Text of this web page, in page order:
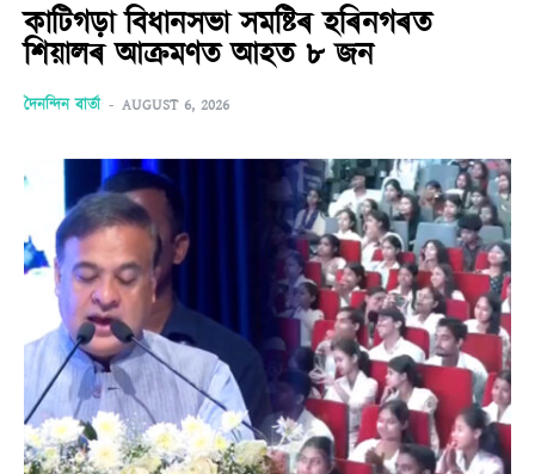
কাটিগড়া বিধানসভা সমষ্টিৰ হৰিনগৰত
শিয়ালৰ আক্ৰমণত আহত ৮ জন
দৈনন্দিন বাৰ্তা - AUGUST 6, 2026